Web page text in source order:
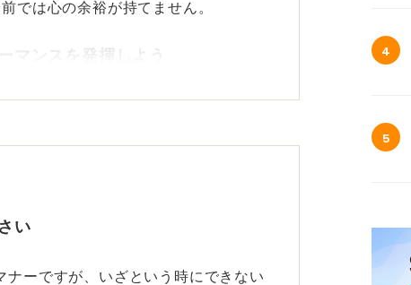
では心の余裕が持てません。
マンスを発揮しよう
して心を落ち着かせ、面接に臨む準
きるよう調整してください。
い
ナーですが、いざという時にできない
4
5